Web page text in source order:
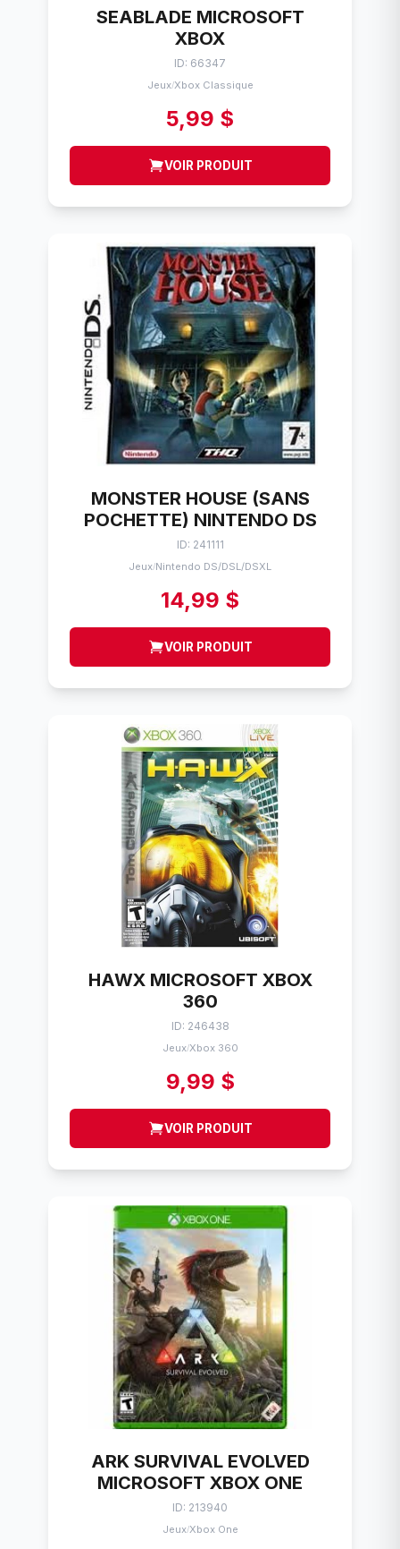
SEABLADE MICROSOFT
XBOX
ID: 66347
Jeux/Xbox Classique
5,99 $
VOIR PRODUIT
MONSTER HOUSE (SANS
POCHETTE) NINTENDO DS
ID: 241111
Jeux/Nintendo DS/DSL/DSXL
14,99 $
VOIR PRODUIT
HAWX MICROSOFT XBOX
360
ID: 246438
Jeux/Xbox 360
9,99 $
VOIR PRODUIT
ARK SURVIVAL EVOLVED
MICROSOFT XBOX ONE
ID: 213940
Jeux/Xbox One